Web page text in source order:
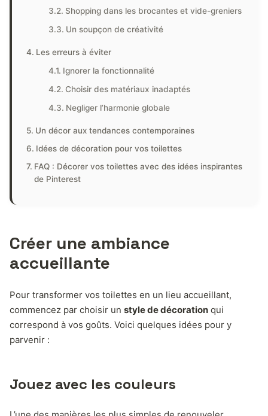
Shopping dans les brocantes et vide-greniers
Un soupçon de créativité
Les erreurs à éviter
Ignorer la fonctionnalité
Choisir des matériaux inadaptés
Negliger l’harmonie globale
Un décor aux tendances contemporaines
Idées de décoration pour vos toilettes
FAQ : Décorer vos toilettes avec des idées inspirantes
de Pinterest
Créer une ambiance
accueillante
Pour transformer vos toilettes en un lieu accueillant,
commencez par choisir un style de décoration qui
correspond à vos goûts. Voici quelques idées pour y
parvenir :
Jouez avec les couleurs